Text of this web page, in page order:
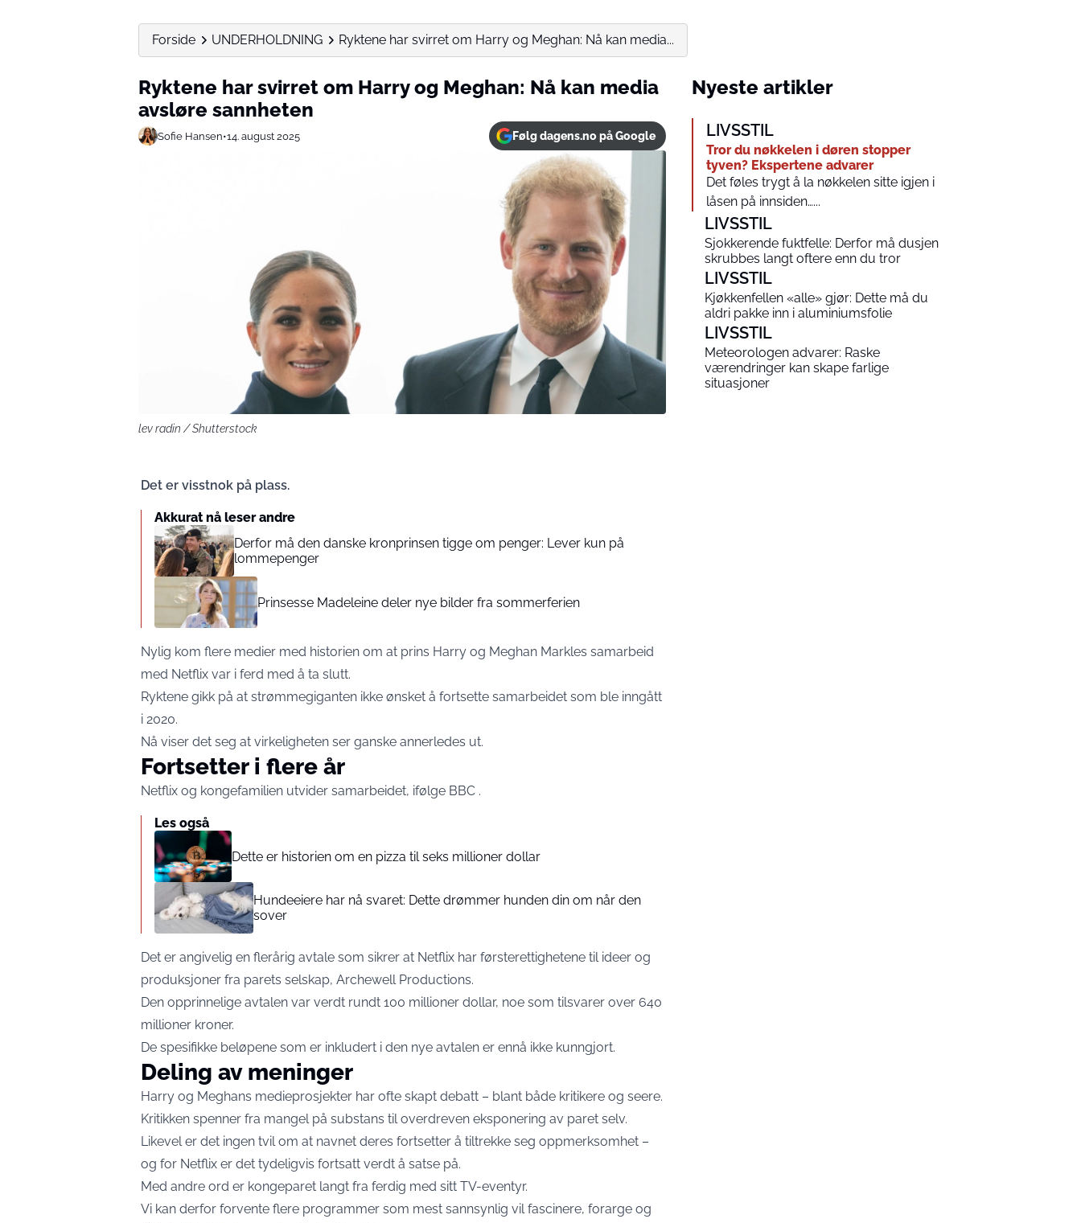
Forside UNDERHOLDNING Ryktene har svirret om Harry og Meghan: Nå kan media...
Ryktene har svirret om Harry og Meghan: Nå kan media
avsløre sannheten
Sofie Hansen•14. august 2025 Følg dagens.no på Google
lev radin / Shutterstock
Det er visstnok på plass.
Akkurat nå leser andre
Derfor må den danske kronprinsen tigge om penger: Lever kun på
lommepenger
Prinsesse Madeleine deler nye bilder fra sommerferien
Nylig kom flere medier med historien om at prins Harry og Meghan Markles samarbeid
med Netflix var i ferd med å ta slutt.
Ryktene gikk på at strømmegiganten ikke ønsket å fortsette samarbeidet som ble inngått
i 2020.
Nå viser det seg at virkeligheten ser ganske annerledes ut.
Fortsetter i flere år
Netflix og kongefamilien utvider samarbeidet, ifølge BBC .
Les også
Dette er historien om en pizza til seks millioner dollar
Hundeeiere har nå svaret: Dette drømmer hunden din om når den
sover
Det er angivelig en flerårig avtale som sikrer at Netflix har førsterettighetene til ideer og
produksjoner fra parets selskap, Archewell Productions.
Den opprinnelige avtalen var verdt rundt 100 millioner dollar, noe som tilsvarer over 640
millioner kroner.
De spesifikke beløpene som er inkludert i den nye avtalen er ennå ikke kunngjort.
Deling av meninger
Harry og Meghans medieprosjekter har ofte skapt debatt – blant både kritikere og seere.
Kritikken spenner fra mangel på substans til overdreven eksponering av paret selv.
Likevel er det ingen tvil om at navnet deres fortsetter å tiltrekke seg oppmerksomhet –
og for Netflix er det tydeligvis fortsatt verdt å satse på.
Med andre ord er kongeparet langt fra ferdig med sitt TV-eventyr.
Vi kan derfor forvente flere programmer som mest sannsynlig vil fascinere, forarge og
Nyeste artikler
LIVSSTIL
Tror du nøkkelen i døren stopper
tyven? Ekspertene advarer
Det føles trygt å la nøkkelen sitte igjen i
låsen på innsiden…...
LIVSSTIL
Sjokkerende fuktfelle: Derfor må dusjen
skrubbes langt oftere enn du tror
LIVSSTIL
Kjøkkenfellen «alle» gjør: Dette må du
aldri pakke inn i aluminiumsfolie
LIVSSTIL
Meteorologen advarer: Raske
værendringer kan skape farlige
situasjoner